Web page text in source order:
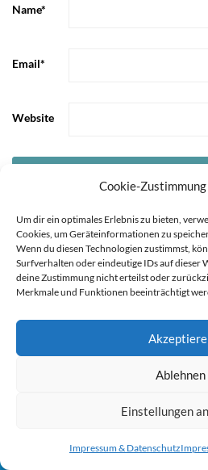
Cookie-
Um dir ein optimales Erlebnis zu bieten,
Cookies, um Geräteinformationen zu
Wenn du diesen Technologien zustimmst,
Surfverhalten oder eindeutige IDs auf dieser
deine Zustimmung nicht erteilst oder
Merkmale und Funktionen beeinträchtigt
Ablehnen
Einstellungen
Impressum & Datenschutz
Name*
Email*
Website
STARTSEITE
KOOPERATIONEN
Sie können die Erfassung Ihrer
verhindern, indem Sie auf
Opt-Out-Cookie gesetzt, der die
Analytics deaktivieren:Hier klicken